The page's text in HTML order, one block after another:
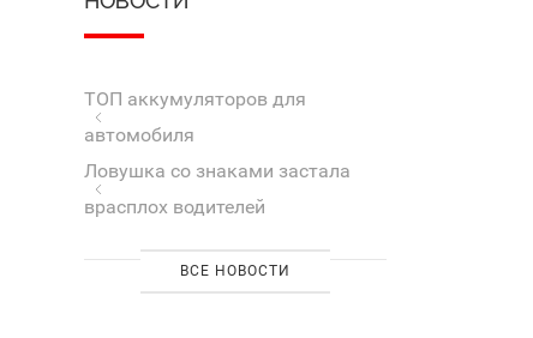
ТОП аккумуляторов для
автомобиля
Ловушка со знаками застала
врасплох водителей
ВСЕ НОВОСТИ